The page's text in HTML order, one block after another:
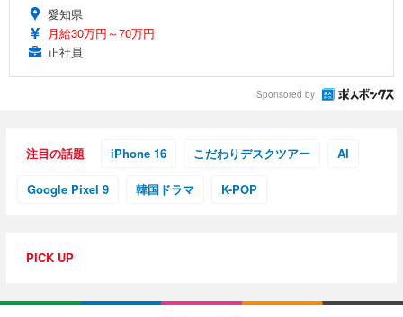
愛知県
月給30万円～70万円
正社員
Sponsored by
注目の話題 iPhone 16 こだわりデスクツアー AI
Google Pixel 9 韓国ドラマ K-POP
PICK UP